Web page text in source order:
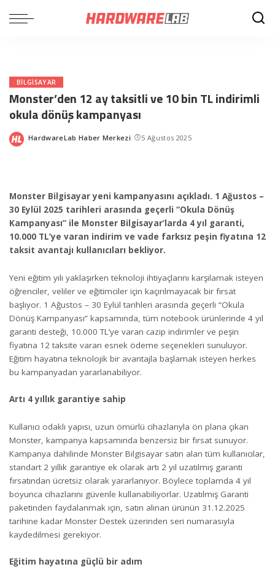
BILGISAYAR
Monster’den 12 ay taksitli ve 10 bin TL indirimli
okula dönüş kampanyası
Posted
HardwareLab Haber Merkezi 5 Ağustos 2025
Monster Bilgisayar yeni kampanyasını açıkladı. 1 Ağustos –
30 Eylül 2025 tarihleri arasında geçerli “Okula Dönüş
Kampanyası” ile Monster Bilgisayar’larda 4 yıl garanti,
10.000 TL’ye varan indirim ve vade farksız peşin fiyatına 12
taksit avantajı kullanıcıları bekliyor.
Yeni eğitim yılı yaklaşırken teknoloji ihtiyaçlarını karşılamak isteyen
öğrenciler, veliler ve eğitimciler için kaçırılmayacak bir fırsat
başlıyor. 1 Ağustos – 30 Eylül tarihleri arasında geçerli “Okula
Dönüş Kampanyası” kapsamında, tüm notebook ürünlerinde 4 yıl
garanti desteği, 10.000 TL’ye varan cazip indirimler ve peşin
fiyatına 12 taksite varan esnek ödeme seçenekleri sunuluyor.
Eğitim hayatına teknolojik bir avantajla başlamak isteyen herkes
bu kampanyadan yararlanabiliyor.
Artı 4 yıllık garantiye sahip
Kullanıcı odaklı yapısı, uzun ömürlü cihazlarıyla ön plana çıkan
Monster, kampanya kapsamında benzersiz bir fırsat sunuyor.
Kampanya dahilinde Monster Bilgisayar satın alan tüm kullanıcılar,
standart 2 yıllık garantiye ek olarak artı 2 yıl uzatılmış garanti
fırsatından ücretsiz olarak yararlanıyor. Böylece toplamda 4 yıl
boyunca cihazlarını güvenle kullanabiliyorlar. Uzatılmış Garanti
paketinden faydalanmak için, satın alınan ürünün 31.12.2025
tarihine kadar Monster Destek üzerinden seri numarasıyla
kaydedilmesi gerekiyor.
Eğitim hayatına güçlü bir adım